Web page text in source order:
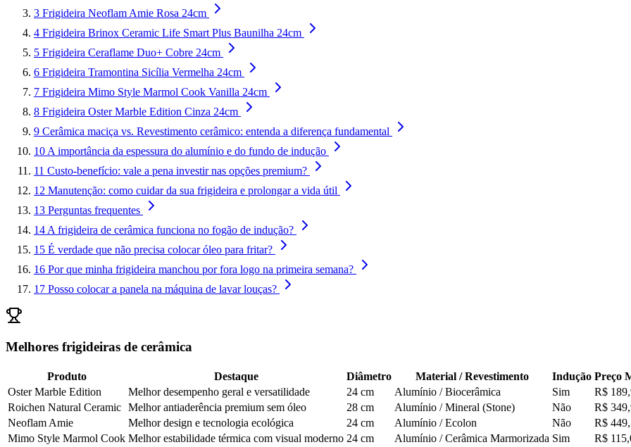
3 Frigideira Neoflam Amie Rosa 24cm
4 Frigideira Brinox Ceramic Life Smart Plus Baunilha 24cm
5 Frigideira Ceraflame Duo+ Cobre 24cm
6 Frigideira Tramontina Sicília Vermelha 24cm
7 Frigideira Mimo Style Marmol Cook Vanilla 24cm
8 Frigideira Oster Marble Edition Cinza 24cm
9 Cerâmica maciça vs. Revestimento cerâmico: entenda a diferença fundamental
10 A importância da espessura do alumínio e do fundo de indução
11 Custo-benefício: vale a pena investir nas opções premium?
12 Manutenção: como cuidar da sua frigideira e prolongar a vida útil
13 Perguntas frequentes
14 A frigideira de cerâmica funciona no fogão de indução?
15 É verdade que não precisa colocar óleo para fritar?
16 Por que minha frigideira manchou por fora logo na primeira semana?
17 Posso colocar a panela na máquina de lavar louças?
Melhores frigideiras de cerâmica
Produto Destaque Diâmetro Material / Revestimento Indução Preço
Oster Marble Edition
Melhor desempenho geral e versatilidade 24 cm Alumínio / Biocerâmica Sim
R$
Roichen Natural Ceramic Melhor antiaderência premium sem óleo 28 cm Alumínio / Mineral (Stone) Não
R$
Neoflam Amie
Melhor design e tecnologia ecológica 24 cm Alumínio / Ecolon Não
R$
Mimo Style Marmol Cook Melhor estabilidade térmica com visual moderno 24 cm Alumínio / Cerâmica Marmorizada Sim
R$